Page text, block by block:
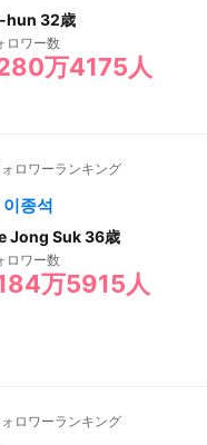
hun 32歳
ロワー数
万4175人
ロワーランキング
종석
Jong Suk 36歳
ロワー数
万5915人
ロワーランキング